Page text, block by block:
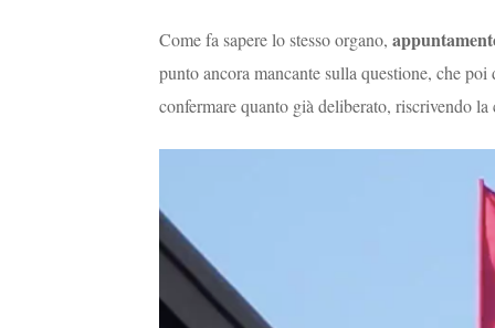
Come fa sapere lo stesso organo,
punto ancora mancante sulla questione, che
confermare quanto già deliberato, riscrivendo